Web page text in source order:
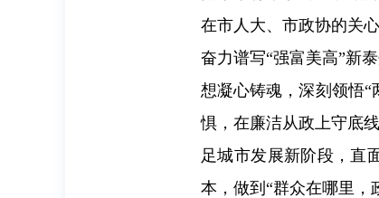
在市人大、市政协的关
奋力谱写“强富美高”新
想凝心铸魂，深刻领悟“
惧，在廉洁从政上守底
足城市发展新阶段，直
本，做到“群众在哪里